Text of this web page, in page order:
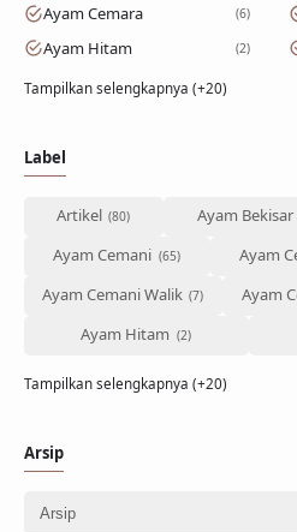
Ayam Cemara 6
Ayam Hitam 2
Tampilkan selengkapnya (+20)
Label
Artikel Ayam Bekisar
Ayam Cemani
Ayam
Ayam Cemani Walik
Ayam
Ayam Hitam
Tampilkan selengkapnya (+20)
Arsip